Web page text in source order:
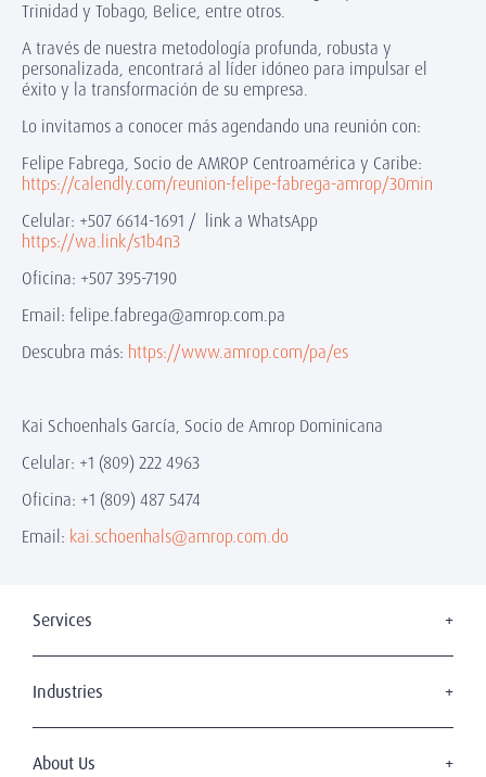
Trinidad y Tobago, Belice, entre otros.
A través de nuestra metodología profunda, robusta y
personalizada, encontrará al líder idóneo para impulsar el
éxito y la transformación de su empresa.
Lo invitamos a conocer más agendando una reunión con:
Felipe Fabrega, Socio de AMROP Centroamérica y Caribe:
https://calendly.com/reunion-felipe-fabrega-amrop/30min
Celular: +507 6614-1691 / link a WhatsApp
https://wa.link/s1b4n3
Oficina: +507 395-7190
Email: felipe.fabrega@amrop.com.pa
Descubra más: https://www.amrop.com/pa/es
Kai Schoenhals García, Socio de Amrop Dominicana
Celular: +1 (809) 222 4963
Oficina: +1 (809) 487 5474
Email: kai.schoenhals@amrop.com.do
Services
Executive Search
Leadership Assessment
Industries
Automotive & Industrial
About Us